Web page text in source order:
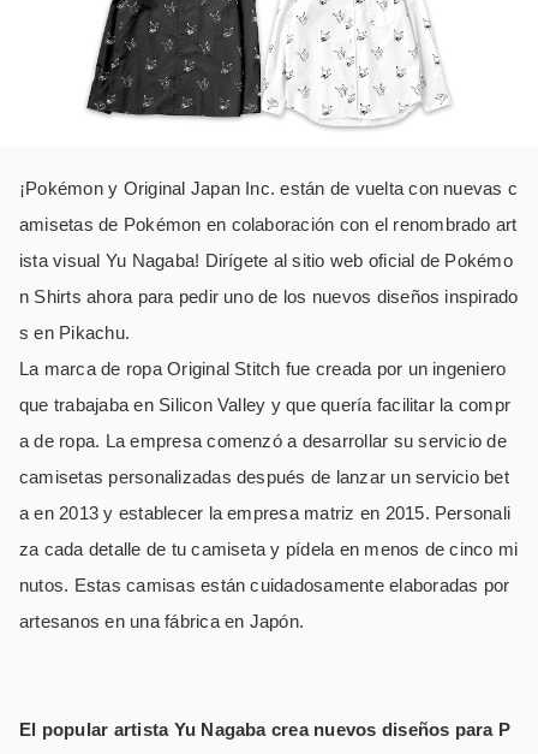
¡Pokémon y Original Japan Inc. están de vuelta con nuevas c
amisetas de Pokémon en colaboración con el renombrado art
ista visual Yu Nagaba! Dirígete al sitio web oficial de Pokémo
n Shirts ahora para pedir uno de los nuevos diseños inspirado
s en Pikachu.
La marca de ropa Original Stitch fue creada por un ingeniero
que trabajaba en Silicon Valley y que quería facilitar la compr
a de ropa. La empresa comenzó a desarrollar su servicio de
camisetas personalizadas después de lanzar un servicio bet
a en 2013 y establecer la empresa matriz en 2015. Personali
za cada detalle de tu camiseta y pídela en menos de cinco mi
nutos. Estas camisas están cuidadosamente elaboradas por
artesanos en una fábrica en Japón.
El popular artista Yu Nagaba crea nuevos diseños para P